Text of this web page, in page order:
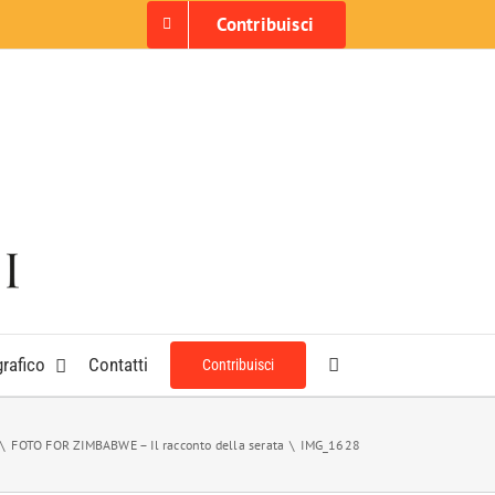
Contribuisci
Contatti Contribuisci
FOTO FOR ZIMBABWE – Il racconto della serata IMG_1628